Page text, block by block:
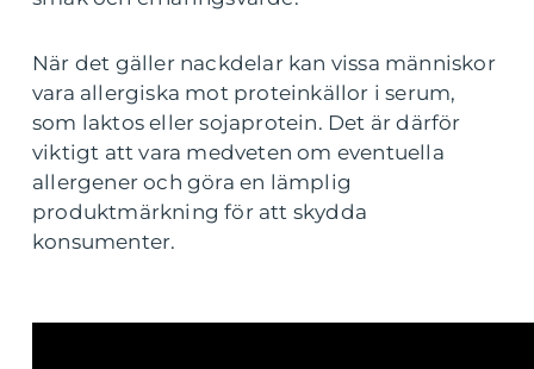
När det gäller nackdelar kan vissa människor
vara allergiska mot proteinkällor i serum,
som laktos eller sojaprotein. Det är därför
viktigt att vara medveten om eventuella
allergener och göra en lämplig
produktmärkning för att skydda
konsumenter.